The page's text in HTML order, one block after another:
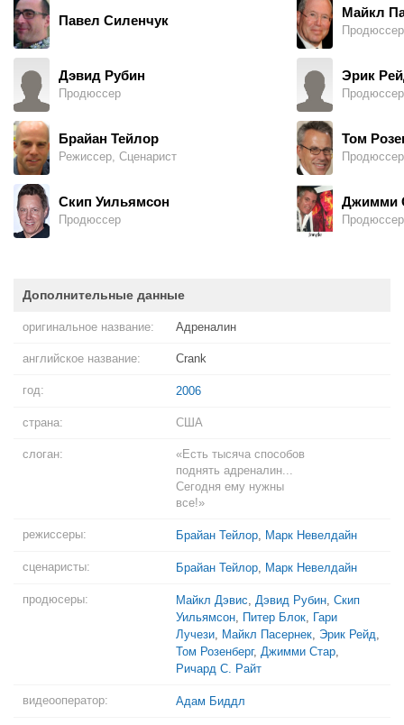
Павел Силенчук
Дэвид Рубин
Продюссер
Брайан Тейлор
Режиссер, Сценарист
Скип Уильямсон
Продюссер
Майкл
Продюссер
Эрик
Продюссер
Том
Продюссер
Джимми
Продюссер
Дополнительные данные
оригинальное название: Адреналин
английское название: Crank
год: 2006
страна: США
слоган:
«Есть тысяча способов
поднять адреналин...
Сегодня ему нужны
все!»
режиссеры: Брайан Тейлор, Марк Невелдайн
сценаристы: Брайан Тейлор, Марк Невелдайн
продюсеры: Майкл Дэвис, Дэвид Рубин, Скип
Уильямсон, Питер Блок, Гари
Лучези, Майкл Пасернек, Эрик Рейд,
Том Розенберг, Джимми Стар,
Ричард С. Райт
видеооператор: Адам Биддл